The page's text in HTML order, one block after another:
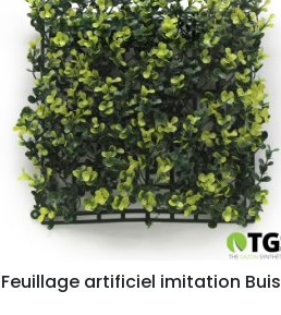
Feuillage artificiel imitation Buis